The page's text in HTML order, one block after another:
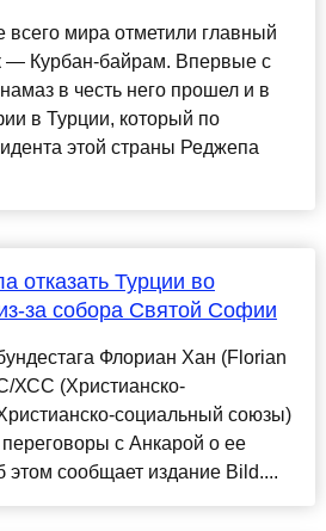
мира отметили главный
— Курбан-байрам. Впервые с
в честь него прошел и в
в Турции, который по
этой страны Реджепа
отказать Турции во
за собора Святой Софии
Флориан Хан (Florian
ХСС (Христианско-
социальный союзы)
переговоры с Анкарой о ее
сообщает издание Bild....